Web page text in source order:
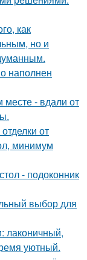
как
но и
наполнен
- вдали от
от
минимум
- подоконник
выбор для
лаконичный,
уютный.